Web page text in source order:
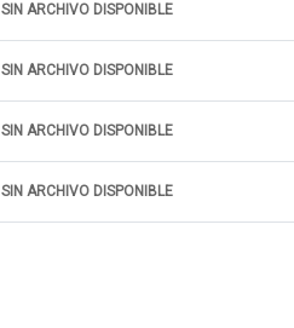
SIN ARCHIVO DISPONIBLE
SIN ARCHIVO DISPONIBLE
SIN ARCHIVO DISPONIBLE
SIN ARCHIVO DISPONIBLE